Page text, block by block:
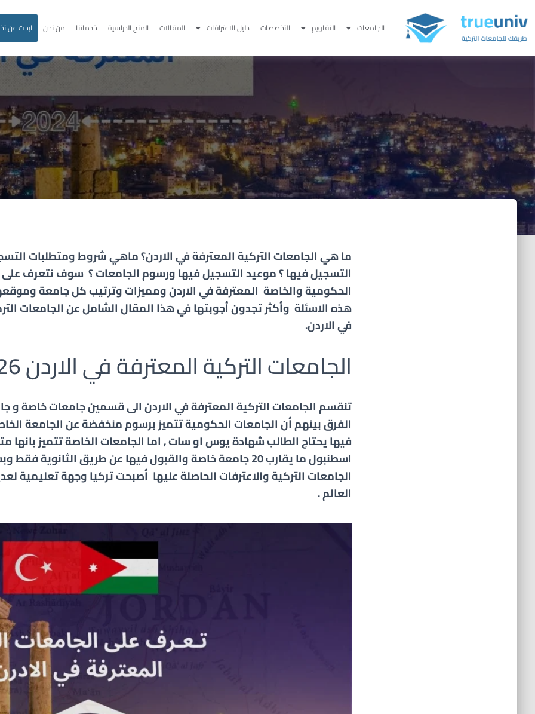
الجامعات التقاويم التخصصات دليل الاعترافات المقالات المنح الدراسية خدماتنا من نحن ابحث عن
ما هي الجامعات التركية المعترفة في الاردن؟ ماهي شروط ومتطلبات
التسجيل فيها ؟ موعيد التسجيل فيها ورسوم الجامعات ؟ سوف نتعرف
الحكومية والخاصة المعترفة فيالاردنومميزات وترتيب كل جامعة
هذه الاسئلة وأكثر تجدون أجوبتها في هذا المقال الشامل عن الجامعات
فيالاردن.
الجامعات التركية المعترفة في الاردن 2026
تنقسم الجامعات التركيةالمعترفة فيالاردنالى قسمين جامعات خاصة و
الفرق بينهم أن الجامعات الحكومية تتميز برسوم منخفضة عن الجامعة
فيها يحتاج الطالب شهادة يوس او سات , اما الجامعات الخاصة تتميز بانها
اسطنبول ما يقارب 20 جامعة خاصة والقبول فيها عن طريق
الجامعات التركية والاعترفات الحاصلة عليها أصبحت تركيا وجهة تعليمية
العالم .